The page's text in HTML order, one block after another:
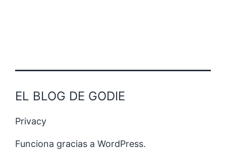
EL BLOG DE GODIE
Privacy
Funciona gracias a WordPress.